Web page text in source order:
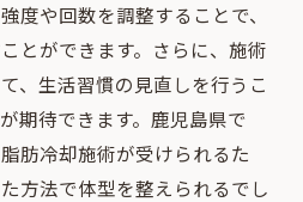
度や回数を調整することで、
とができます。さらに、施術
、生活習慣の見直しを行うこ
期待できます。鹿児島県で
肪冷却施術が受けられるた
方法で体型を整えられるでし